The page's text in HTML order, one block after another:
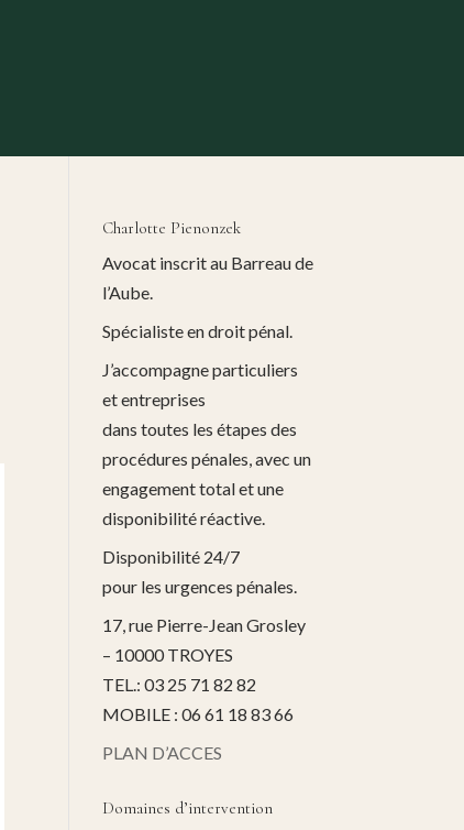
Charlotte Pienonzek
Avocat inscrit au Barreau de
l’Aube.
Spécialiste en droit pénal.
J’accompagne particuliers
et entreprises
dans toutes les étapes des
procédures pénales, avec un
engagement total et une
disponibilité réactive.
Disponibilité 24/7
pour les urgences pénales.
17, rue Pierre-Jean Grosley
– 10000 TROYES
TEL.: 03 25 71 82 82
MOBILE : 06 61 18 83 66
PLAN D’ACCES
Domaines d’intervention